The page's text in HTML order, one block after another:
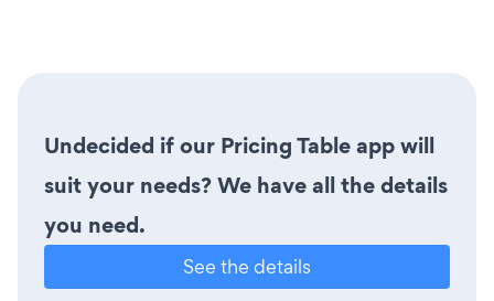
Undecided if our Pricing Table app will
suit your needs? We have all the details
you need.
See the details